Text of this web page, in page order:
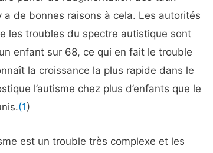
a de bonnes raisons à cela. Les autorités
les troubles du spectre autistique sont
enfant sur 68, ce qui en fait le trouble
la croissance la plus rapide dans le
l’autisme chez plus d’enfants que le
(1)
est un trouble très complexe et les